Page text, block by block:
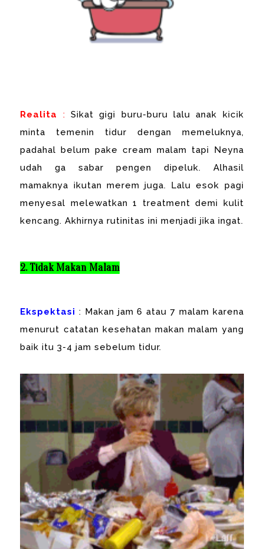
Realita : Sikat gigi buru-buru lalu anak kicik
minta temenin tidur dengan memeluknya,
padahal belum pake cream malam tapi Neyna
udah ga sabar pengen dipeluk. Alhasil
mamaknya ikutan merem juga. Lalu esok pagi
menyesal melewatkan 1 treatment demi kulit
kencang. Akhirnya rutinitas ini menjadi jika ingat.
2. Tidak Makan Malam
Ekspektasi : Makan jam 6 atau 7 malam karena
menurut catatan kesehatan makan malam yang
baik itu 3-4 jam sebelum tidur.